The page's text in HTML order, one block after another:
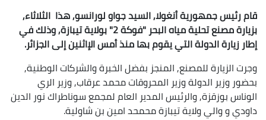
قام رئيس جمهورية أنغولا, السيد جواو لورانسو, هذا الثلاثاء,
بزيارة مصنع تحلية مياه البحر "فوكة 2" بولاية تيبازة, وذلك في
إطار زيارة الدولة التي يقوم بها منذ أمس الإاثنين إلى الجزائر.
وجرت الزيارة للمصنع, المنجز بفضل الخبرة والشركات الوطنية,
بحضور وزير الدولة وزير المحروقات محمد عرقاب, وزير الري
الوناس بوزقزة, والرئيس المدير العام لمجمع سوناطراك نور الدين
داودي و والي ولاية تيبازة محمحد امين بن شاولية.